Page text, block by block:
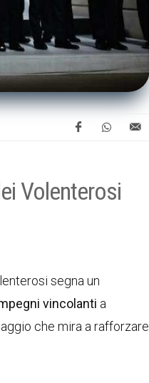
Volenterosi
segna un
vincolanti a
che mira a rafforzare